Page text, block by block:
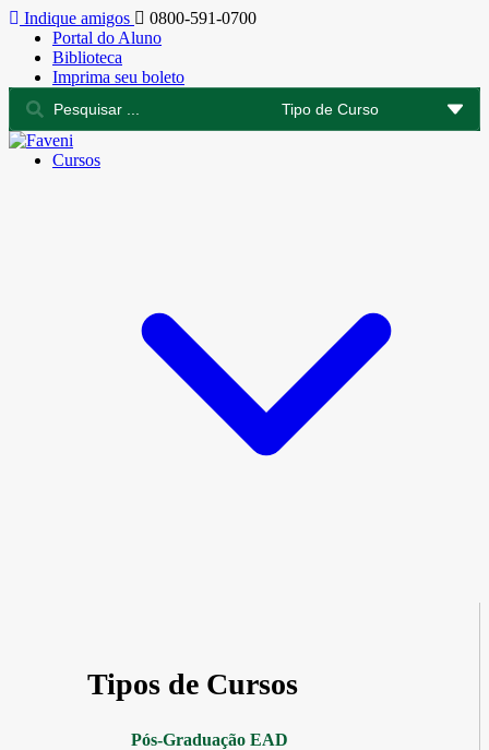
Indique amigos
0800-591-0700
Portal do Aluno
Biblioteca
Imprima seu boleto
Cursos
Tipos de Cursos
Pós-Graduação EAD